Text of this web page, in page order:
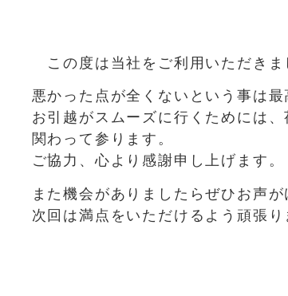
この度は当社をご利用いただきま
悪かった点が全くないという事は最
お引越がスムーズに行くためには
関わって参ります。
ご協力、心より感謝申し上げます。
また機会がありましたらぜひお声が
次回は満点をいただけるよう頑張り